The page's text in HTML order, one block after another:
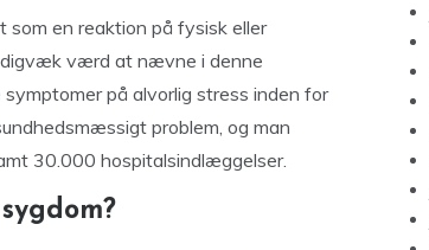
som en reaktion på fysisk eller
værd at nævne i denne
på alvorlig stress inden for
problem, og man
30.000 hospitalsindlæggelser.